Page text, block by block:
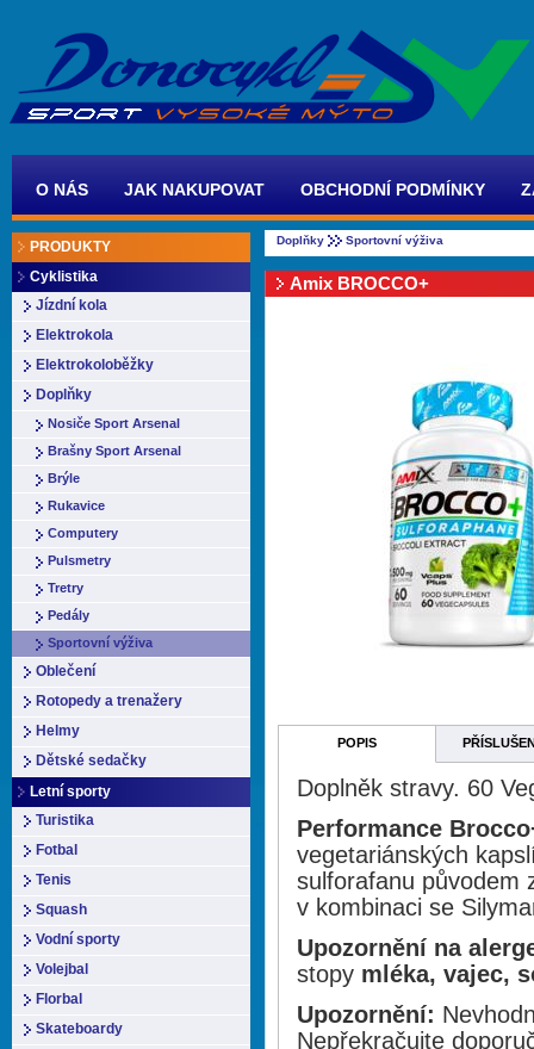
O NÁS JAK NAKUPOVAT OBCHODNÍ PODMÍNKY
PRODUKTY
Cyklistika
Jízdní kola
Elektrokola
Elektrokoloběžky
Doplňky
Nosiče Sport Arsenal
Brašny Sport Arsenal
Brýle
Rukavice
Computery
Pulsmetry
Tretry
Pedály
Sportovní výživa
Oblečení
Rotopedy a trenažery
Helmy
Dětské sedačky
Letní sporty
Turistika
Fotbal
Tenis
Squash
Vodní sporty
Volejbal
Florbal
Skateboardy
Doplňky Sportovní výživa
Amix BROCCO+
POPIS
Doplněk stravy. 60
Performance
vegetariánských
sulforafanu původem
v kombinaci se
Upozornění na
stopy mléka, vajec,
Upozornění:
Nepřekračujte